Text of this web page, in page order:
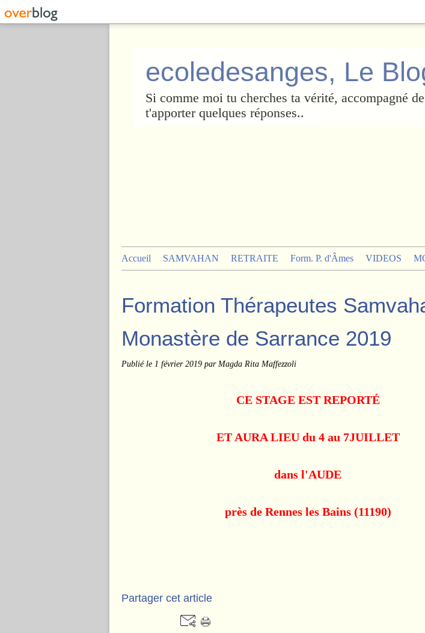
ecoledesanges, Le
Si comme moi tu cherches ta vérité, accompagné
t'apporter quelques réponses..
Accueil SAMVAHAN RETRAITE Form. P. d'Âmes VIDEOS
Formation Thérapeutes
Monastère de Sarrance 2019
Publié le 1 février 2019 par Magda Rita Maffezzoli
CE STAGE EST REPORTÉ
ET AURA LIEU du 4 au 7JUILLET
dans l'AUDE
près de Rennes les Bains (11190)
Partager cet article